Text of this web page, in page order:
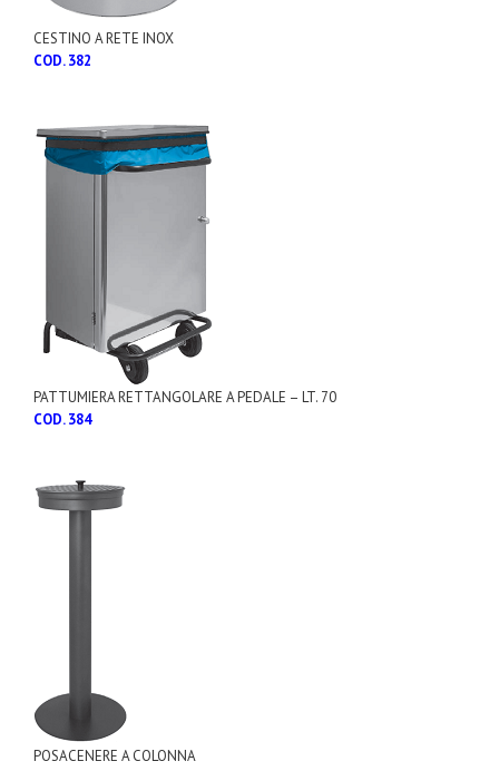
CESTINO A RETE INOX
COD. 382
PATTUMIERA RETTANGOLARE A PEDALE – LT. 70
COD. 384
POSACENERE A COLONNA